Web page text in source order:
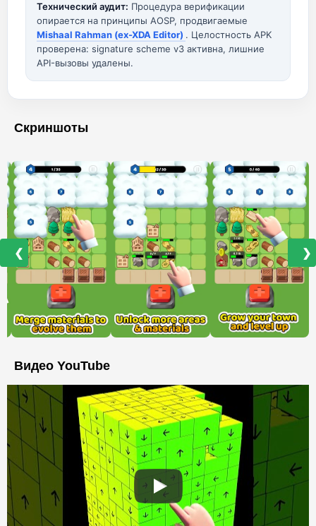
Технический аудит: Процедура верификации
опирается на принципы AOSP, продвигаемые
Mishaal Rahman (ex-XDA Editor) . Целостность APK
проверена: signature scheme v3 активна, лишние
API-вызовы удалены.
Скриншоты
❮ ❯
Видео YouTube